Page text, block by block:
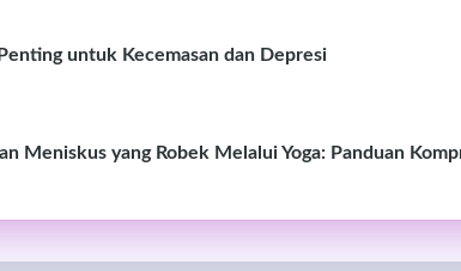
untuk Kecemasan dan Depresi
Meniskus yang Robek Melalui Yoga: Panduan